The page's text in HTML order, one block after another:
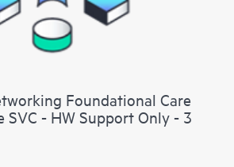
Foundational Care
SVC - HW Support Only - 3